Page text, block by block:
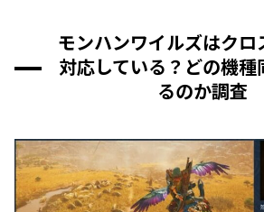
モンハンワイルズはクロ
対応している？どの機種
るのか調査